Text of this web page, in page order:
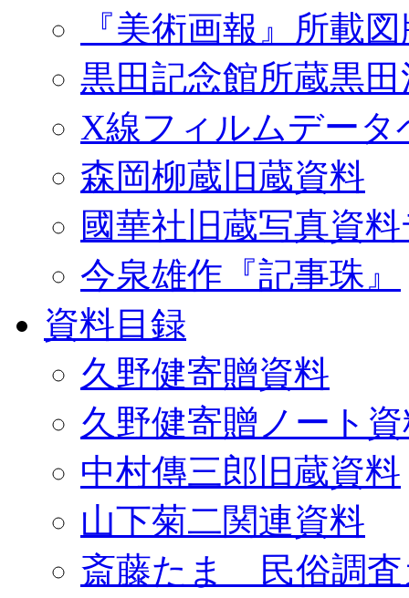
『美術画報』所載
黒田記念館所蔵黒
X線フィルムデータ
森岡柳蔵旧蔵資料
國華社旧蔵写真資
今泉雄作『記事珠』
資料目録
久野健寄贈資料
久野健寄贈ノート
中村傳三郎旧蔵資料
山下菊二関連資料
斎藤たま 民俗調査